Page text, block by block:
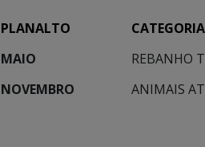
PLANALTO CATEGORIA
MAIO
REBANHO
NOVEMBRO
ANIMAIS